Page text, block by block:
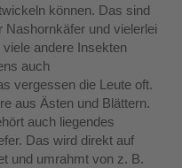
können. Das sind
und vielerlei
andere Insekten
auch
vergessen die Leute oft.
aus Ästen und Blättern.
auch liegendes
Das wird direkt auf
und umrahmt von z. B.